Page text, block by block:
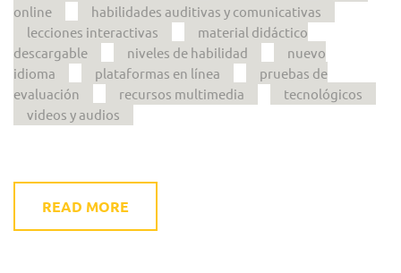
online
habilidades auditivas y comunicativas
lecciones interactivas
material didáctico
descargable
niveles de habilidad
nuevo
idioma
plataformas en línea
pruebas de
evaluación
recursos multimedia
tecnológicos
videos y audios
READ MORE